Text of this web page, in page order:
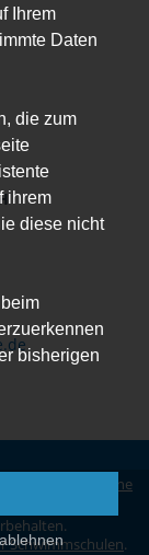
Ihrem
Daten
die zum
ihrem
diese nicht
bisherigen
Allgemeine
Schwimmschulen.